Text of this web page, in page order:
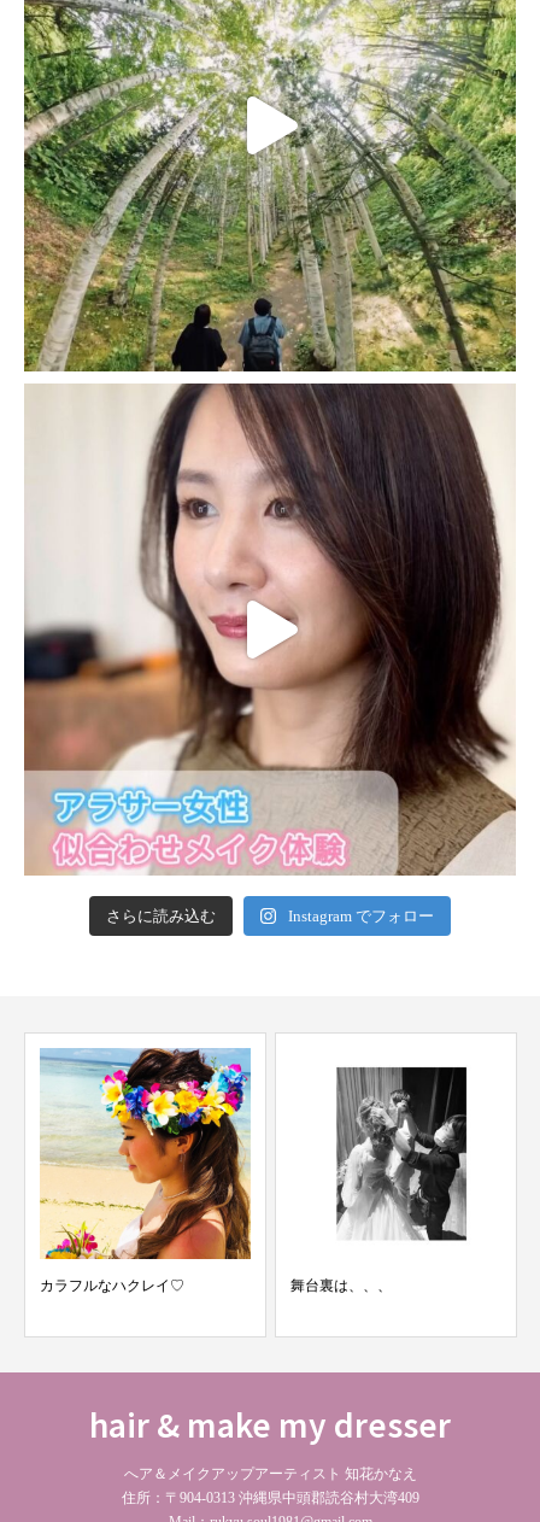
さらに読み込む Instagram でフォロー
カラフルなハクレイ♡ 舞台裏は、、、
hair & make my dresser
へア＆メイクアップアーティスト 知花かなえ
住所：〒904-0313 沖縄県中頭郡読谷村大湾409